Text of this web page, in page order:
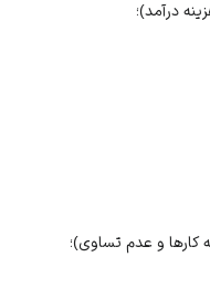
درآمد)؛
و عدم تساوی)؛